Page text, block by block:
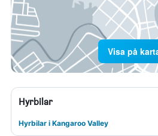
Visa på
Hyrbilar
Hyrbilar i Kangaroo Valley